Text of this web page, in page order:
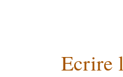
Ecrire